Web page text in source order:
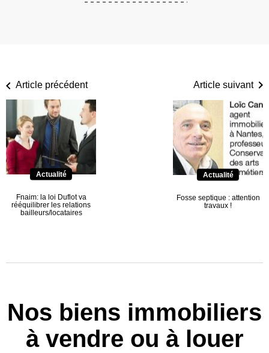
Article précédent
Actualité
Fnaim: la loi Duflot va
rééquilibrer les relations
bailleurs/locataires
Article suivant
Actualité
Fosse septique : attention
travaux !
Nos biens immobiliers
à vendre ou à louer